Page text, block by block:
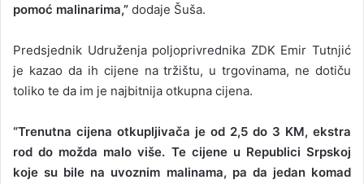
pomoć malinarima,” dodaje Šuša.
Predsjednik Udruženja poljoprivrednika ZDK Emir Tutnjić
je kazao da ih cijene na tržištu, u trgovinama, ne dotiču
toliko te da im je najbitnija otkupna cijena.
“Trenutna cijena otkupljivača je od 2,5 do 3 KM, ekstra
rod do možda malo više. Te cijene u Republici Srpskoj
koje su bile na uvoznim malinama, pa da jedan komad